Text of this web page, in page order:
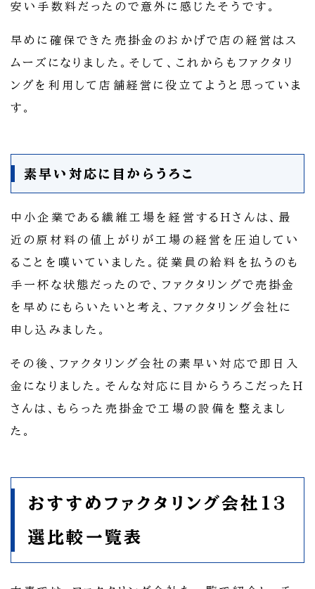
安い手数料だったので意外に感じたそうです。
早めに確保できた売掛金のおかげで店の経営はス
ムーズになりました。そして、これからもファクタリ
ングを利用して店舗経営に役立てようと思っていま
す。
素早い対応に目からうろこ
中小企業である繊維工場を経営するHさんは、最
近の原材料の値上がりが工場の経営を圧迫してい
ることを嘆いていました。従業員の給料を払うのも
手一杯な状態だったので、ファクタリングで売掛金
を早めにもらいたいと考え、ファクタリング会社に
申し込みました。
その後、ファクタリング会社の素早い対応で即日入
金になりました。そんな対応に目からうろこだったH
さんは、もらった売掛金で工場の設備を整えまし
た。
おすすめファクタリング会社13
選比較一覧表